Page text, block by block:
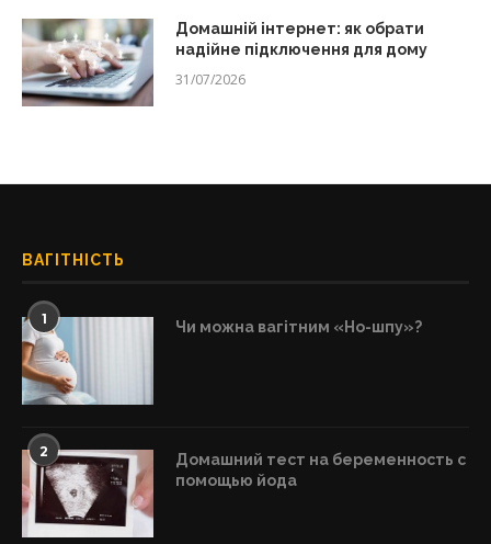
Домашній інтернет: як обрати
надійне підключення для дому
31/07/2026
ВАГІТНІСТЬ
1 Чи можна вагітним «Но-шпу»?
2
Домашний тест на беременность с
помощью йода